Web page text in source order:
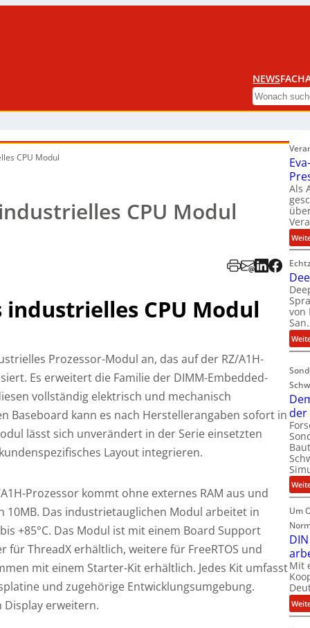
NEWS
Search
CPU Modul
CPU Modul
industrielles CPU Modul
Prozessor-Modul an, das auf der RZ/A1H-
Es erweitert die Familie der DIMM-Embedded-
vollständig elektrisch und mechanisch
Baseboard kann es nach Herstellerangaben sofort in
lässt sich unverändert in der Serie einsetzten
Layout integrieren.
Prozessor kommt ohne externes RAM aus und
Das industrietauglichen Modul arbeitet in
+85°C. Das Modul ist mit einem Board Support
für ThreadX erhältlich, weitere für FreeRTOS und
mit einem Starter-Kit erhältlich. Jedes Kit umfasst
und zugehörige Entwicklungsumgebung.
Display erweitern.
Als
von
der
Um
Mit